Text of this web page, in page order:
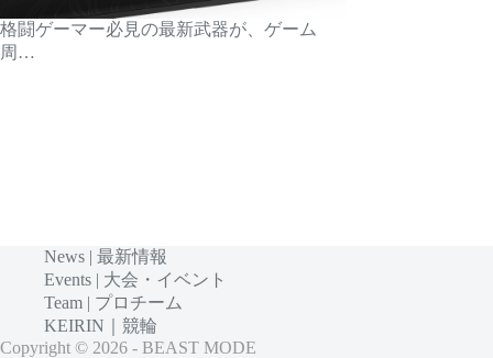
格闘ゲーマー必見の最新武器が、ゲーム
周…
News | 最新情報
Events | 大会・イベント
Team | プロチーム
KEIRIN｜競輪
Copyright © 2026 - BEAST MODE